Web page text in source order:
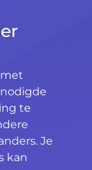
te
Je
kan